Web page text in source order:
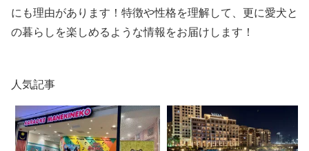
にも理由があります！特徴や性格を理解して、更に愛犬と
の暮らしを楽しめるような情報をお届けします！
人気記事